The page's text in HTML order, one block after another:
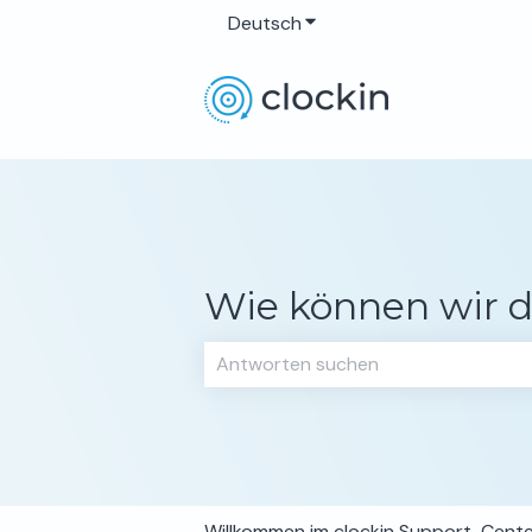
DeutschUntermenü für
Wie können wir